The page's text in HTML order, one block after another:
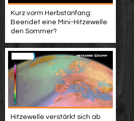
Kurz vorm Herbstanfang:
Beendet eine Mini-Hitzewelle
den Sommer?
Hitzewelle verstärkt sich ab